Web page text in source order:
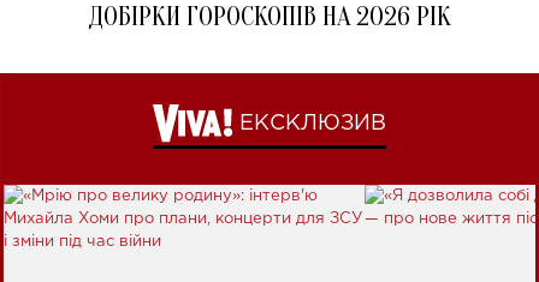
ДОБІРКИ ГОРОСКОПІВ НА 2026 РІК
ЕКСКЛЮЗИВ